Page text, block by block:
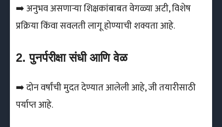
➡️ अनुभव असणाऱ्या शिक्षकांबाबत वेगळ्या अटी, विशेष
प्रक्रिया किंवा सवलती लागू होण्याची शक्यता आहे.
2. पुनर्परीक्षा संधी आणि वेळ
➡️ दोन वर्षांची मुदत देण्यात आलेली आहे, जी तयारीसाठी
पर्याप्त आहे.